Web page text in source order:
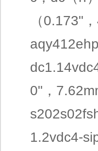
（0.173"
0"，
1.2vdc4-